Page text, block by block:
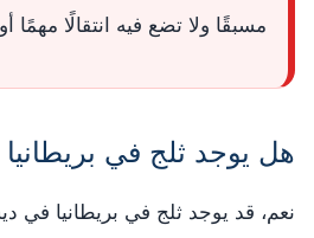
مسبقًا ولا تضع فيه انتقالًا مهمًا
هل يوجد ثلج في
نعم، قد يوجد ثلج في بريطانيا في